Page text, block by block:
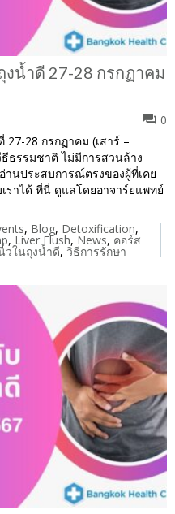
น้ำดี 27-28 กรกฏาคม
0
28 กรกฏาคม (เสาร์ –
ธรรมชาติ ไม่มีการสวนล้าง
านประสบการณ์ตรงของผู้ที่เคย
ราได้ ที่นี่ ดูแลโดยอาจาร์ยแพทย์
, Blog, Detoxification,
, Liver Flush, News, คอร์ส
วในถุงน้ำดี, วิธีการรักษา